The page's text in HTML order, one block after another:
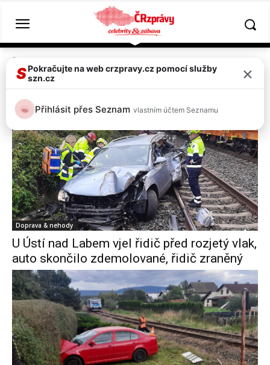
Štítky
Tag:vlaky
Doprava & nehody
U Ústí nad Labem vjel řidič před rozjetý vlak,
auto skončilo zdemolované, řidič zraněný
SPokračujte na web crzpravy.cz pomocí služby
szn.cz
×
Přihlásit přes Seznam vlastním účtem Seznamu